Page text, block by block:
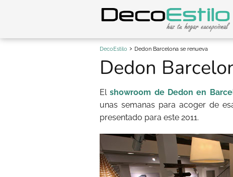
DecoEstilo Dedon Barcelona se renueva
Dedon
Elshowroom de Dedon en
unas semanas para acoger de
presentado para este 2011.